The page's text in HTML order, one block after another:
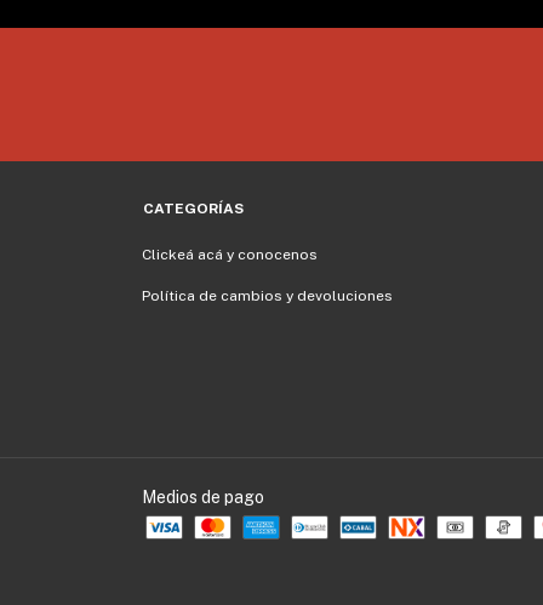
CATEGORÍAS
Clickeá acá y conocenos
Política de cambios y devoluciones
Medios de pago